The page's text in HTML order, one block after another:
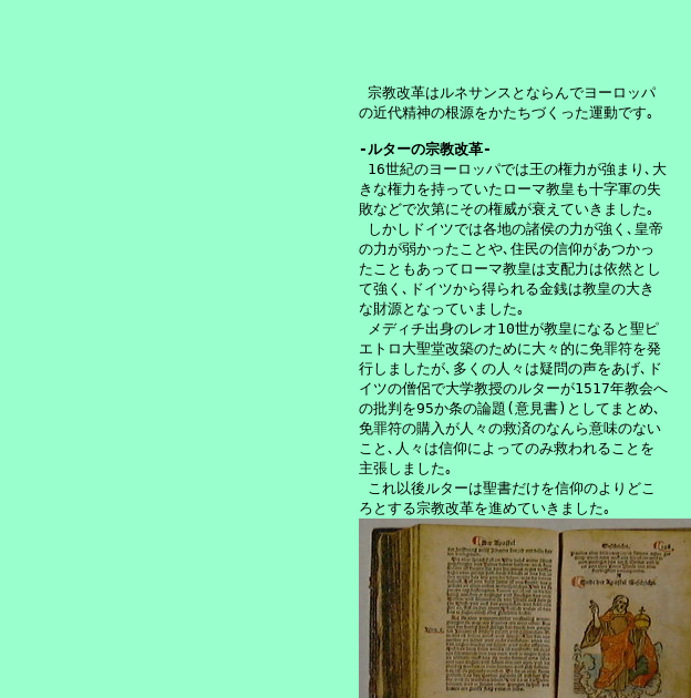
宗教改革はルネサンスとならんでヨーロッパ
の近代精神の根源をかたちづくった運動です｡
-ルターの宗教改革-
16世紀のヨーロッパでは王の権力が強まり､大
きな権力を持っていたローマ教皇も十字軍の失
敗などで次第にその権威が衰えていきました｡
しかしドイツでは各地の諸侯の力が強く､皇帝
の力が弱かったことや､住民の信仰があつかっ
たこともあってローマ教皇は支配力は依然とし
て強く､ドイツから得られる金銭は教皇の大き
な財源となっていました｡
メディチ出身のレオ10世が教皇になると聖ピ
エトロ大聖堂改築のために大々的に免罪符を発
行しましたが､多くの人々は疑問の声をあげ､ド
イツの僧侶で大学教授のルターが1517年教会へ
の批判を95か条の論題(意見書)としてまとめ､
免罪符の購入が人々の救済のなんら意味のない
こと､人々は信仰によってのみ救われることを
主張しました｡
これ以後ルターは聖書だけを信仰のよりどこ
ろとする宗教改革を進めていきました｡